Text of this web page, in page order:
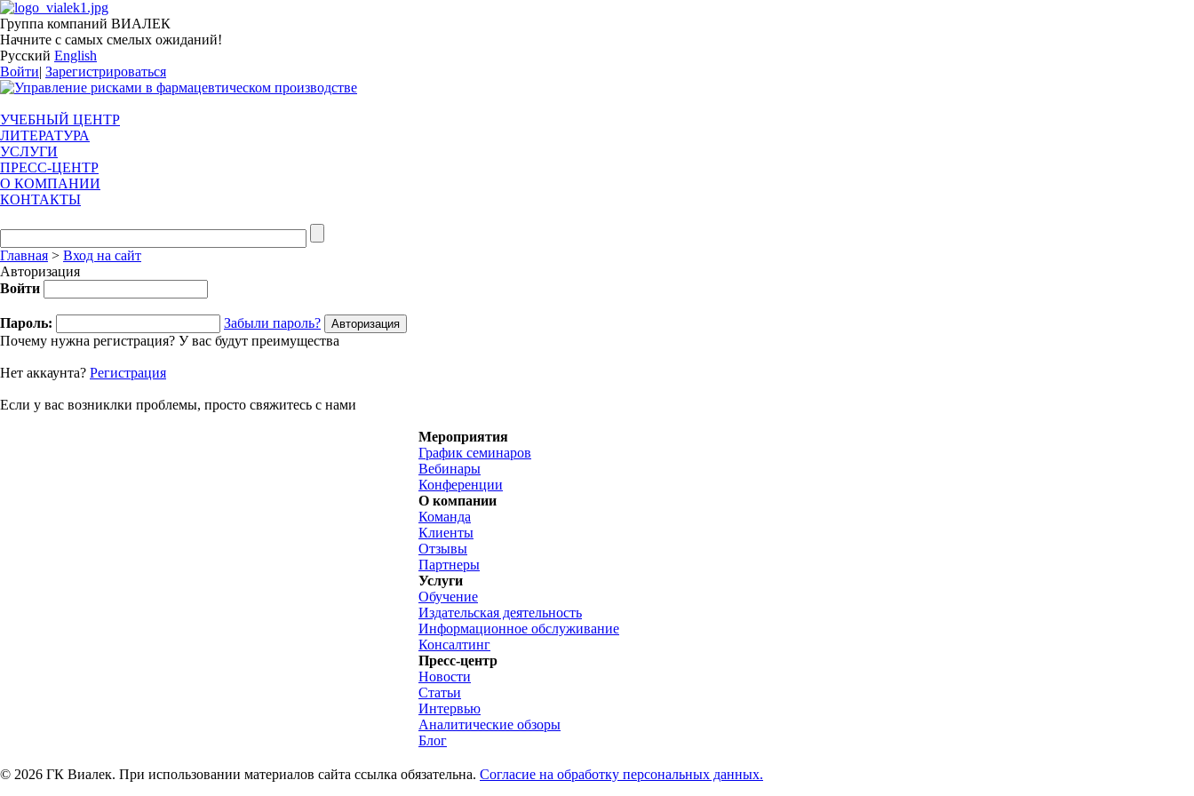
Группа компаний ВИАЛЕК
Начните с самых смелых ожиданий!
Русский English
Войти| Зарегистрироваться
УЧЕБНЫЙ ЦЕНТР
ЛИТЕРАТУРА
УСЛУГИ
ПРЕСС-ЦЕНТР
О КОМПАНИИ
КОНТАКТЫ
Главная > Вход на сайт
Авторизация
Войти
Пароль:
Забыли пароль?
Почему нужна регистрация? У вас будут преимущества
Нет аккаунта? Регистрация
Если у вас возниклки проблемы, просто свяжитесь с нами
Мероприятия
График семинаров
Вебинары
Конференции
О компании
Команда
Клиенты
Отзывы
Партнеры
Услуги
Обучение
Издательская деятельность
Информационное обслуживание
Консалтинг
Пресс-центр
Новости
Статьи
Интервью
Аналитические обзоры
Блог
© 2026 ГК Виалек. При использовании материалов сайта ссылка обязательна. Согласие на обработку персональных данных.